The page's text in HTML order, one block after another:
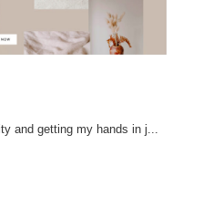
and getting my hands in j...